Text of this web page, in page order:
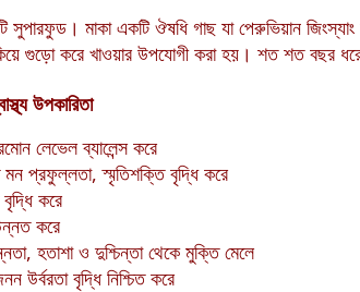
সুপারফুড। মাকা একটি ঔষধি গাছ যা পেরুভিয়ান
গুড়ো করে খাওয়ার উপযোগী করা হয়। শত শত বছর
উপকারিতা
লেভেল ব্যালেন্স করে
মন প্রফুল্লতা, স্মৃতিশক্তি বৃদ্ধি করে
করে
করে
হতাশা ও দুশ্চিন্তা থেকে মুক্তি মেলে
উর্বরতা বৃদ্ধি নিশ্চিত করে